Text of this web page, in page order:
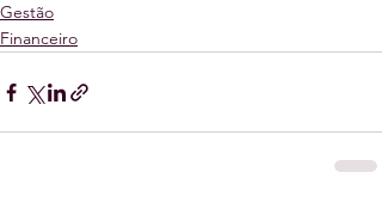
Gestão
Financeiro